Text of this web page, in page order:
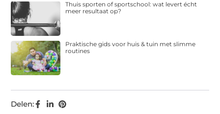
Delen:
Thuis sporten of sportschool: wat levert écht
meer resultaat op?
Praktische gids voor huis & tuin met slimme
routines